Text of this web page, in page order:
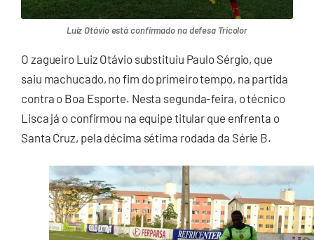
Luiz Otávio está confirmado na defesa Tricolor
O zagueiro Luiz Otávio substituiu Paulo Sérgio, que
saiu machucado, no fim do primeiro tempo, na partida
contra o Boa Esporte. Nesta segunda-feira, o técnico
Lisca já o confirmou na equipe titular que enfrenta o
Santa Cruz, pela décima sétima rodada da Série B.